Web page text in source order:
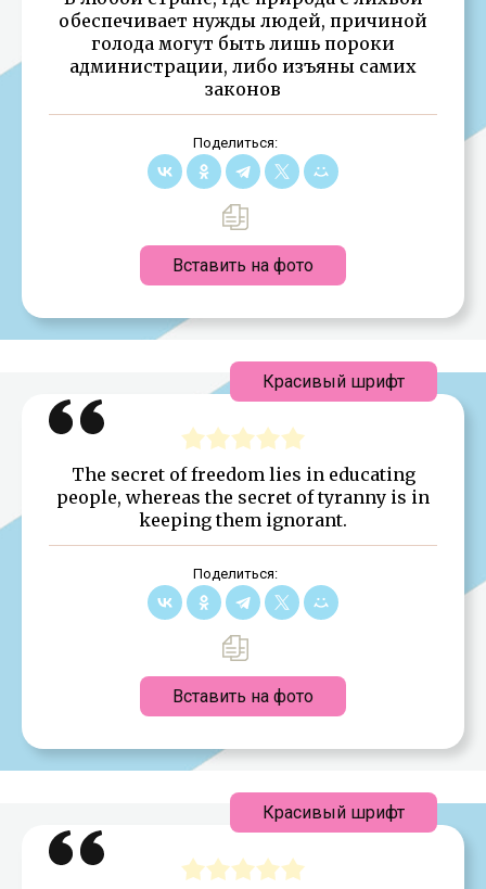
обеспечивает нужды людей, причиной
голода могут быть лишь пороки
администрации, либо изъяны самих
законов
Поделиться:
Вставить на фото
The secret of freedom lies in educating
people, whereas the secret of tyranny is in
keeping them ignorant.
Поделиться:
Вставить на фото
Красивый шрифт
Красивый шрифт